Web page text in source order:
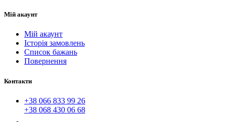
Мій акаунт
Мій акаунт
Історія замовлень
Список бажань
Повернення
Контакти
+38 066 833 99 26
+38 068 430 06 68